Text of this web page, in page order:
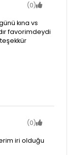
(0)
kına vs
favorimdeydi
(0)
iri olduğu